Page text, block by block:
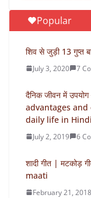
Popular
शिव से जुड़ी 13 गुप्त
July 3, 2020 7
दैनिक जीवन में
advantages
daily life in Hindi
July 2, 2019 6
शादी गीत | मटकोड़
maati
February 21, 2018